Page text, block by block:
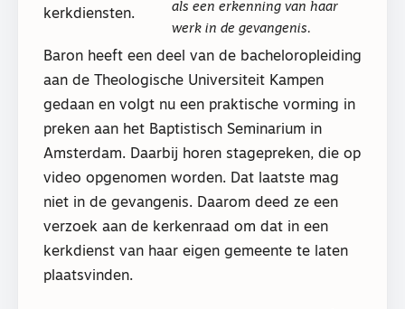
als een erkenning van haar
werk in de gevangenis.
kerkdiensten.
Baron heeft een deel van de bacheloropleiding
aan de Theologische Universiteit Kampen
gedaan en volgt nu een praktische vorming in
preken aan het Baptistisch Seminarium in
Amsterdam. Daarbij horen stagepreken, die op
video opgenomen worden. Dat laatste mag
niet in de gevangenis. Daarom deed ze een
verzoek aan de kerkenraad om dat in een
kerkdienst van haar eigen gemeente te laten
plaatsvinden.